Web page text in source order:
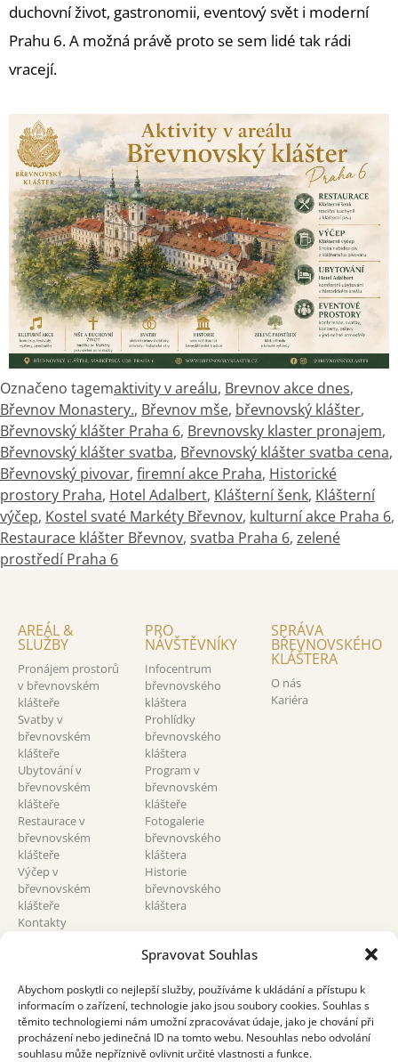
Spravovat Souhlas
Abychom poskytli co nejlepší služby, používáme k ukládání a přístupu k
informacím o zařízení, technologie jako jsou soubory cookies. Souhlas s
těmito technologiemi nám umožní zpracovávat údaje, jako je chování při
procházení nebo jedinečná ID na tomto webu. Nesouhlas nebo odvolání
souhlasu může nepříznivě ovlivnit určité vlastnosti a funkce.
duchovní život, gastronomii, eventový svět i moderní
Prahu 6. A možná právě proto se sem lidé tak rádi
vracejí.
Označeno tagemaktivity v areálu, Brevnov akce dnes,
Břevnov Monastery., Břevnov mše, břevnovský klášter,
Břevnovský klášter Praha 6, Brevnovsky klaster pronajem,
Břevnovský klášter svatba, Břevnovský klášter svatba cena,
Břevnovský pivovar, firemní akce Praha, Historické
prostory Praha, Hotel Adalbert, Klášterní šenk, Klášterní
výčep, Kostel svaté Markéty Břevnov, kulturní akce Praha 6,
Restaurace klášter Břevnov, svatba Praha 6, zelené
prostředí Praha 6
AREÁL &
SLUŽBY
Pronájem prostorů
v břevnovském
klášteře
Svatby v
břevnovském
klášteře
Ubytování v
břevnovském
klášteře
Restaurace v
břevnovském
klášteře
Výčep v
břevnovském
klášteře
Kontakty
PRO
NÁVŠTĚVNÍKY
Infocentrum
břevnovského
kláštera
Prohlídky
břevnovského
kláštera
Program v
břevnovském
klášteře
Fotogalerie
břevnovského
kláštera
Historie
břevnovského
kláštera
SPRÁVA
BŘEVNOVSKÉHO
KLÁŠTERA
O nás
Kariéra